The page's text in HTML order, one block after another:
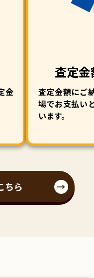
金
査定
査定金額にご
場でお支払い
います。
ちら